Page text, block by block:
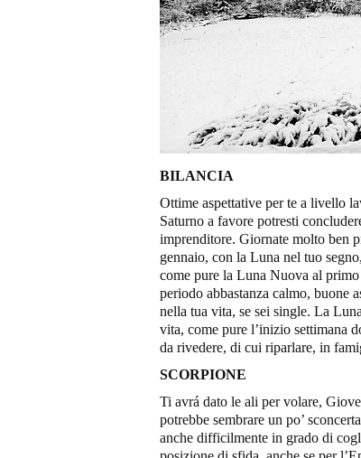
BILANCIA
Ottime aspettative per te a livello
Saturno a favore potresti
imprenditore. Giornate molto ben
gennaio, con la Luna nel tuo
come pure la Luna Nuova al
periodo abbastanza calmo, buone
nella tua vita, se sei single. La
vita, come pure l’inizio settimana
da rivedere, di cui riparlare, in
SCORPIONE
Ti avrá dato le ali per volare,
potrebbe sembrare un po’
anche difficilmente in grado di